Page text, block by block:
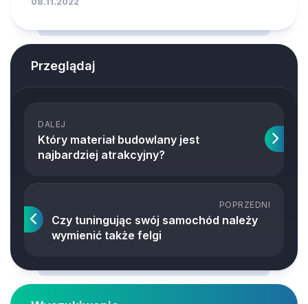
Przeglądaj
DALEJ
Który materiał budowlany jest
najbardziej atrakcyjny?
POPRZEDNI
Czy tuningując swój samochód należy
wymienić także felgi